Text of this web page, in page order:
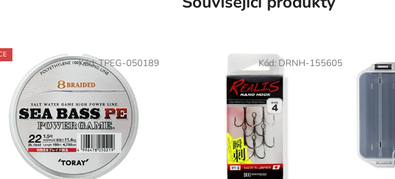
Kód:TPEG-050189 Kód: DRNH-155605